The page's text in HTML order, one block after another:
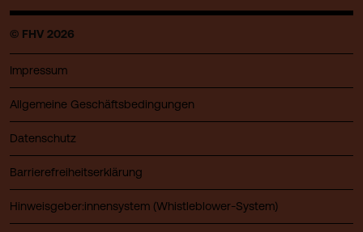
© FHV 2026
Impressum
Allgemeine Geschäftsbedingungen
Datenschutz
Barrierefreiheitserklärung
Hinweisgeber:innensystem (Whistleblower-System)